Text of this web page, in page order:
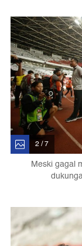
2 / 7
Meski gagal